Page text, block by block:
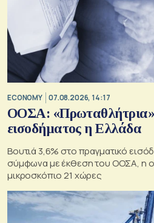
ECONOMY 07.08.2026, 14:17
ΟΟΣΑ:
εισοδήματος η Ελλάδα
Βουτιά 3,6% στο πραγματικό
σύμφωνα με έκθεση του ΟΟΣΑ, η
μικροσκόπιο 21 χώρες